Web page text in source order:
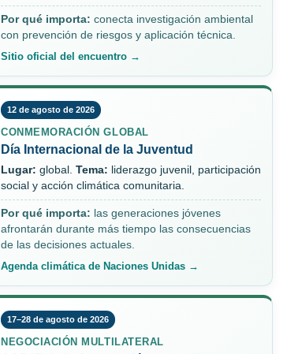
Por qué importa: conecta investigación ambiental
con prevención de riesgos y aplicación técnica.
Sitio oficial del encuentro →
12 de agosto de 2026
CONMEMORACIÓN GLOBAL
Día Internacional de la Juventud
Lugar: global. Tema: liderazgo juvenil, participación
social y acción climática comunitaria.
Por qué importa: las generaciones jóvenes
afrontarán durante más tiempo las consecuencias
de las decisiones actuales.
Agenda climática de Naciones Unidas →
17–28 de agosto de 2026
NEGOCIACIÓN MULTILATERAL